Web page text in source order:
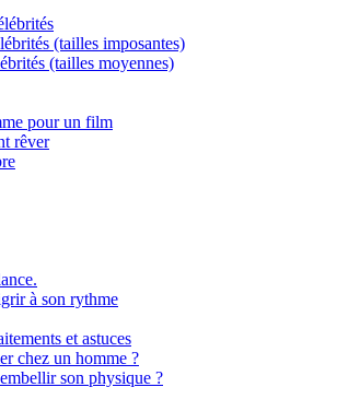
(tailles imposantes)
(tailles moyennes)
pour un film
rêver
à son rythme
et astuces
chez un homme ?
son physique ?